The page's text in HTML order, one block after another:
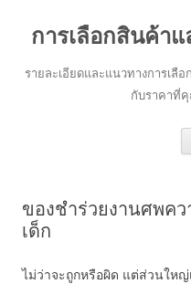
การเลือกสินค้า
รายละเอียดและแนวทางการเ
กับราคาที่
ของชำร่วยงานศพค
เด็ก
ไม่ว่าจะถูกหรือผิด แต่ส่วนใหญ่